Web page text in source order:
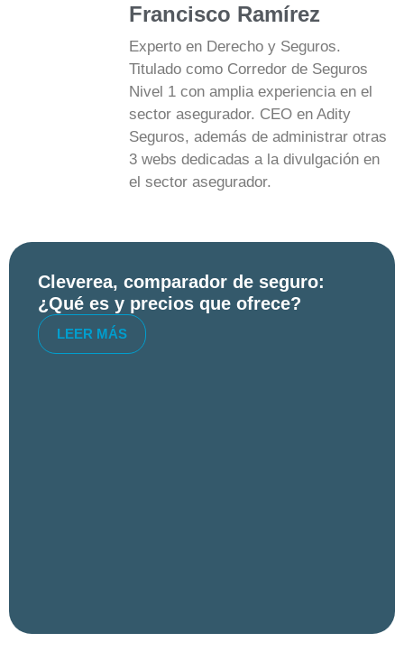
Francisco Ramírez
Experto en Derecho y Seguros.
Titulado como Corredor de Seguros
Nivel 1 con amplia experiencia en el
sector asegurador. CEO en Adity
Seguros, además de administrar otras
3 webs dedicadas a la divulgación en
el sector asegurador.
Cleverea, comparador de seguro:
¿Qué es y precios que ofrece?
LEER MÁS